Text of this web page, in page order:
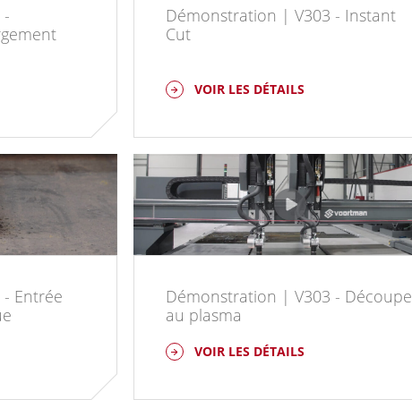
Démonstration | V303 - Instant
Cut
VOIR LES DÉTAILS
Entrée
Démonstration | V303 - Découpe
au plasma
VOIR LES DÉTAILS